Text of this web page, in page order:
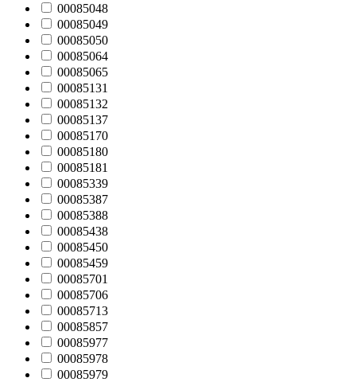
00085048
00085049
00085050
00085064
00085065
00085131
00085132
00085137
00085170
00085180
00085181
00085339
00085387
00085388
00085438
00085450
00085459
00085701
00085706
00085713
00085857
00085977
00085978
00085979